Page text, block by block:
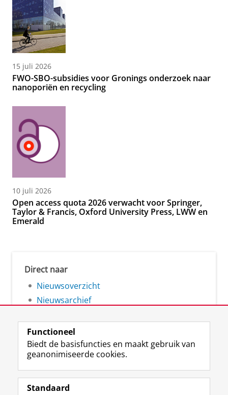
15 juli 2026
FWO-SBO-subsidies voor Gronings onderzoek naar
nanoporiën en recycling
10 juli 2026
Open access quota 2026 verwacht voor Springer,
Taylor & Francis, Oxford University Press, LWW en
Emerald
Direct naar
Nieuwsoverzicht
Nieuwsarchief
Volg de RUG
F
a
L
i
R
S
I
n
Y
o
Functioneel
Biedt de basisfuncties en maakt gebruik van
geanonimiseerde cookies.
Standaard